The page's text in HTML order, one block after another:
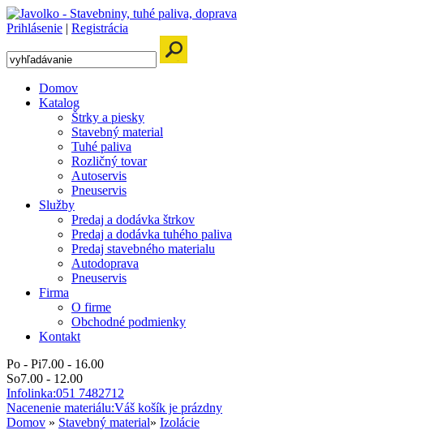
Prihlásenie | Registrácia
Domov
Katalog
Štrky a piesky
Stavebný material
Tuhé paliva
Rozličný tovar
Autoservis
Pneuservis
Služby
Predaj a dodávka štrkov
Predaj a dodávka tuhého paliva
Predaj stavebného materialu
Autodoprava
Pneuservis
Firma
O firme
Obchodné podmienky
Kontakt
Po - Pi7.00 - 16.00
So7.00 - 12.00
Infolinka:051 7482712
Nacenenie materiálu:Váš košík je prázdny
Domov » Stavebný material» Izolácie